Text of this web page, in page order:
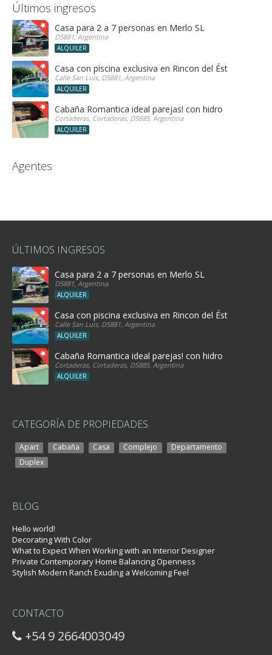
Últimos ingresos
Casa para 2 a 7 personas en Merlo SL
D5881, Argentina
ALQUILER
Casa con piscina exclusiva en Rincon del Éste
Calle San Luis, D5881, Argentina
ALQUILER
Cabaña Romantica ideal parejas! con hidro
Cortaderas, Cortaderas, D5885, Argentina
ALQUILER
Agentes
ÚLTIMOS INGRESOS
Casa para 2 a 7 personas en Merlo SL
D5881, Argentina
ALQUILER
Casa con piscina exclusiva en Rincon del Éste
Calle San Luis, D5881, Argentina
ALQUILER
Cabaña Romantica ideal parejas! con hidro
Cortaderas, Cortaderas, D5885, Argentina
ALQUILER
CATEGORÍA DE PROPIEDADES
Apart Cabaña Casa Complejo
Departamento
Duplex
BLOG
Hello world!
Decorating With Color
What to Expect When Working with an Interior Designer
Private Contemporary Home Balancing Openness
Stylish Modern Ranch Exuding a Welcoming Feel
CONTACTO
+54 9 2664003049